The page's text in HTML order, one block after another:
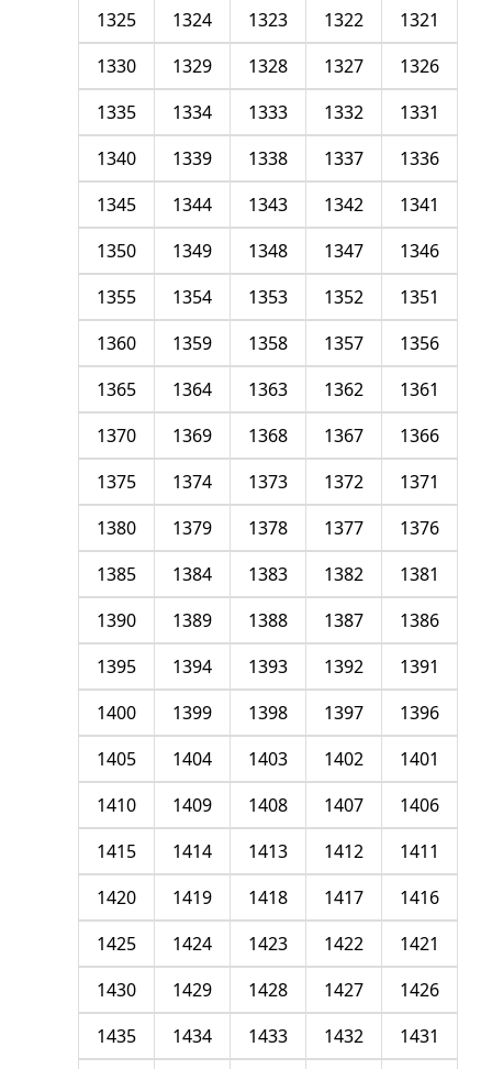
1321
1322
1323
1324
1325
1326
1327
1328
1329
1330
1331
1332
1333
1334
1335
1336
1337
1338
1339
1340
1341
1342
1343
1344
1345
1346
1347
1348
1349
1350
1351
1352
1353
1354
1355
1356
1357
1358
1359
1360
1361
1362
1363
1364
1365
1366
1367
1368
1369
1370
1371
1372
1373
1374
1375
1376
1377
1378
1379
1380
1381
1382
1383
1384
1385
1386
1387
1388
1389
1390
1391
1392
1393
1394
1395
1396
1397
1398
1399
1400
1401
1402
1403
1404
1405
1406
1407
1408
1409
1410
1411
1412
1413
1414
1415
1416
1417
1418
1419
1420
1421
1422
1423
1424
1425
1426
1427
1428
1429
1430
1431
1432
1433
1434
1435